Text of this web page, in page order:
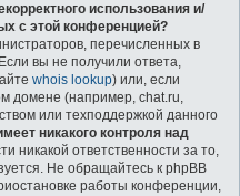
использования и/
с этой конференцией?
перечисленных в
вы не получили ответа,
whois lookup) или, если
домене (например, chat.ru,
или техподдержкой данного
никакого контроля над
никакой ответственности за то,
Не обращайтесь к phpBB
работы конференции,